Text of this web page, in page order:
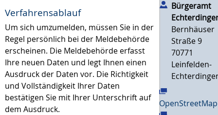
Verfahrensablauf
Um sich umzumelden, müssen Sie in der
Regel persönlich bei der Meldebehörde
erscheinen. Die Meldebehörde erfasst
Ihre neuen Daten und legt Ihnen einen
Ausdruck der Daten vor. Die Richtigkeit
und Vollständigkeit Ihrer Daten
bestätigen Sie mit Ihrer Unterschrift auf
dem Ausdruck.
Bürgeramt
Bernhäuser
Straße 9
70771
Leinfelden-
OpenStreetMap